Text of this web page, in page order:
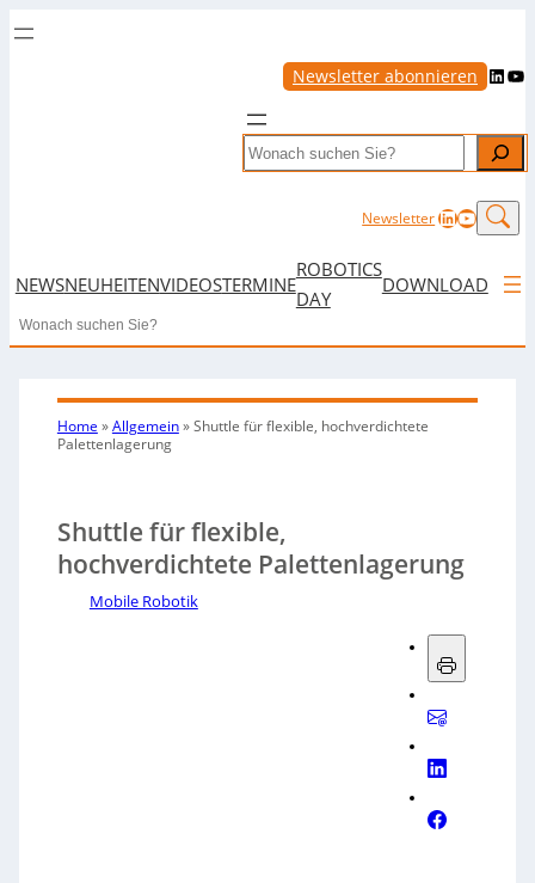
Newsletter abonnieren LinkedIn YouTube
Search
NewsletterLinkedIn
NEWSNEUHEITENVIDEOSTERMINE
ROBOTICS
DAY
DOWNLOAD
Search
Home »Allgemein»Shuttle für flexible, hochverdichtete
Palettenlagerung
Shuttle für flexible,
hochverdichtete Palettenlagerung
Mobile Robotik